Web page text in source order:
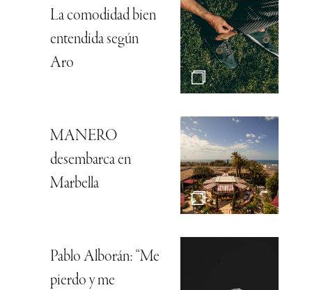
La comodidad bien
entendida según
Aro
MANERO
desembarca en
Marbella
Pablo Alborán: “Me
pierdo y me